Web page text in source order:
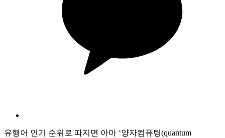
유행어 인기 순위로 따지면 아마 ‘양자컴퓨팅(quantum